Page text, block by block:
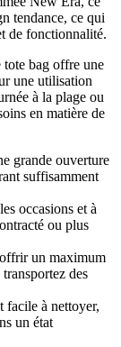
tendance, ce qui
de fonctionnalité.
tote bag offre une
une utilisation
à la plage ou
en matière de
grande ouverture
suffisamment
occasions et à
ou plus
un maximum
des
facile à nettoyer,
un état